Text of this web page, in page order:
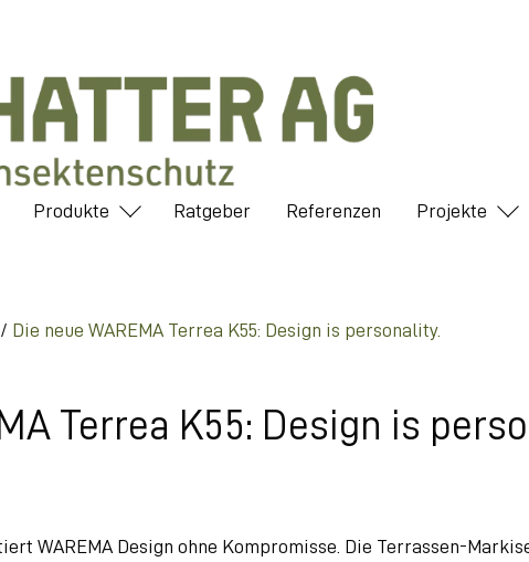
Produkte Ratgeber Referenzen Projekte
/ Die neue WAREMA Terrea K55: Design is personality.
Terrea K55: Design is
WAREMA Design ohne Kompromisse. Die Terrassen-